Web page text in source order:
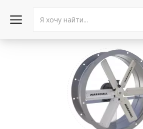
Каталог товаров